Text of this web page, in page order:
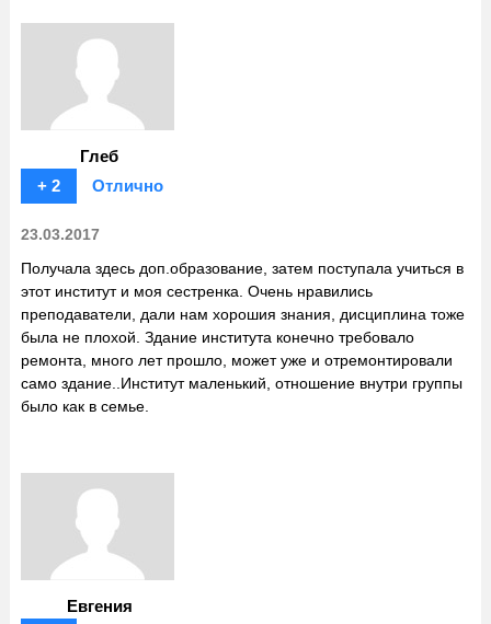
Глеб
+ 2
Отлично
23.03.2017
Получала здесь доп.образование, затем поступала учиться в
этот институт и моя сестренка. Очень нравились
преподаватели, дали нам хорошия знания, дисциплина тоже
была не плохой. Здание института конечно требовало
ремонта, много лет прошло, может уже и отремонтировали
само здание..Институт маленький, отношение внутри группы
было как в семье.
Евгения